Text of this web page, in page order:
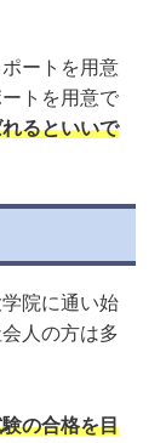
ートを用意
トを用意で
るといいで
院に通い始
人の方は多
の合格を目